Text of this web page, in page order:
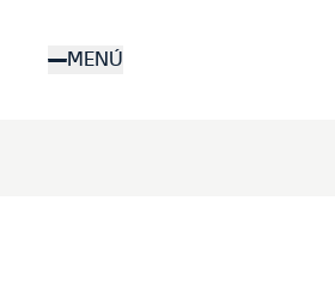
contenidoMENÚ